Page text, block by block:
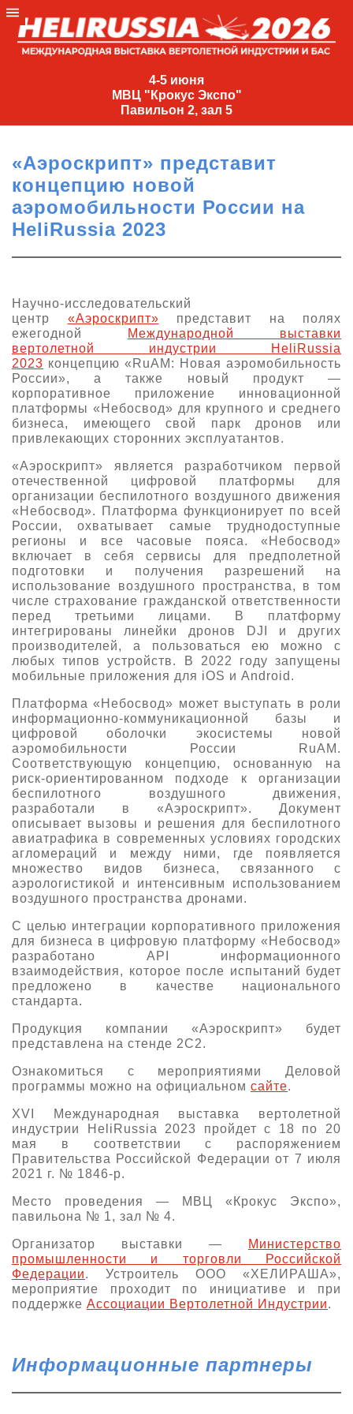
4-5 июня
МВЦ "Крокус Экспо"
Павильон 2, зал 5
4-
МВЦ
Экспо"
Павильон
2,
зал
5
477-
33-81
О выставке
Партнеры выставки
Крокус Экспо
Даты будущих выставок
Документы
Контакты
Для участников
Заявка на участие
Заочное участие
Прилет на выставку
Основные требования МВЦ «Крокус Экспо»
Для посетителей
Место проведения HeliRussia
Схема проезда
Правила доступа и пребывания Крокус Экспо
Для СМИ
Аккредитация прессы
Условия инфопартнёрства
Положение об аккредитации
Публикации о выставке
Пресс-релизы
Архив
«Аэроскрипт» представит
концепцию новой
аэромобильности России на
HeliRussia 2023
Научно-исследовательский
центр «Аэроскрипт» представит на полях
ежегодной
Международной выставки
вертолетной индустрии HeliRussia
2023 концепцию «RuAM: Новая аэромобильность
России», а также новый продукт —
корпоративное приложение инновационной
платформы «Небосвод» для крупного и среднего
бизнеса, имеющего свой парк дронов или
привлекающих сторонних эксплуатантов.
«Аэроскрипт» является разработчиком первой
отечественной цифровой платформы для
организации беспилотного воздушного движения
«Небосвод». Платформа функционирует по всей
России, охватывает самые труднодоступные
регионы и все часовые пояса. «Небосвод»
включает в себя сервисы для предполетной
подготовки и получения разрешений на
использование воздушного пространства, в том
числе страхование гражданской ответственности
перед третьими лицами. В платформу
интегрированы линейки дронов DJI и других
производителей, а пользоваться ею можно с
любых типов устройств. В 2022 году запущены
мобильные приложения для iOS и Android.
Платформа «Небосвод» может выступать в роли
информационно-коммуникационной базы и
цифровой оболочки экосистемы новой
аэромобильности России RuAM.
Соответствующую концепцию, основанную на
риск-ориентированном подходе к организации
беспилотного воздушного движения,
разработали в «Аэроскрипт». Документ
описывает вызовы и решения для беспилотного
авиатрафика в современных условиях городских
агломераций и между ними, где появляется
множество видов бизнеса, связанного с
аэрологистикой и интенсивным использованием
воздушного пространства дронами.
С целью интеграции корпоративного приложения
для бизнеса в цифровую платформу «Небосвод»
разработано API информационного
взаимодействия, которое после испытаний будет
предложено в качестве национального
стандарта.
Продукция компании «Аэроскрипт» будет
представлена на стенде 2С2.
Ознакомиться с мероприятиями Деловой
программы можно на официальном сайте.
XVI Международная выставка вертолетной
индустрии HeliRussia 2023 пройдет c 18 по 20
мая в соответствии с распоряжением
Правительства Российской Федерации от 7 июля
2021 г. № 1846-р.
Место проведения — МВЦ «Крокус Экспо»,
павильона № 1, зал № 4.
Организатор выставки —
Министерство
промышленности и торговли Российской
Федерации. Устроитель ООО «ХЕЛИРАША»,
мероприятие проходит по инициативе и при
поддержке Ассоциации Вертолетной Индустрии.
Информационные партнеры